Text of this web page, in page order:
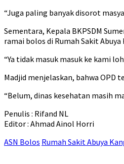
“Juga paling banyak disorot
Sementara, Kepala BKPSDM
ramai bolos di Rumah Sakit Abuya
“Ya tidak masuk masuk ke kami
Madjid menjelaskan, bahwa
“Belum, dinas kesehatan masih
Penulis : Rifand NL
Editor : Ahmad Ainol Horri
ASN Bolos Rumah Sakit Abuya